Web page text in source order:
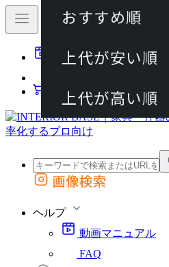
動画マニュアル
カート
外部サイトの商品をカートに追加
画像検索
ヘルプ
動画マニュアル
FAQ
おすすめ順
上代が安い順
上代が高い順